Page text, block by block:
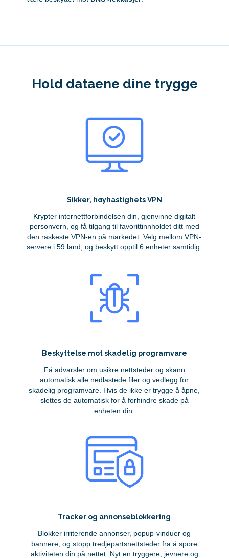
Hold dataene dine trygge
Sikker, høyhastighets VPN
Krypter internettforbindelsen din, gjenvinne digitalt
personvern, og få tilgang til favorittinnholdet ditt med
den raskeste VPN-en på markedet. Velg mellom VPN-
servere i 59 land, og beskytt opptil 6 enheter samtidig.
Beskyttelse mot skadelig programvare
Få advarsler om usikre nettsteder og skann
automatisk alle nedlastede filer og vedlegg for
skadelig programvare. Hvis de ikke er trygge å åpne,
slettes de automatisk for å forhindre skade på
enheten din.
Tracker og annonseblokkering
Blokker irriterende annonser, popup-vinduer og
bannere, og stopp tredjepartsnettsteder fra å spore
aktiviteten din på nettet. Nyt en tryggere, jevnere og